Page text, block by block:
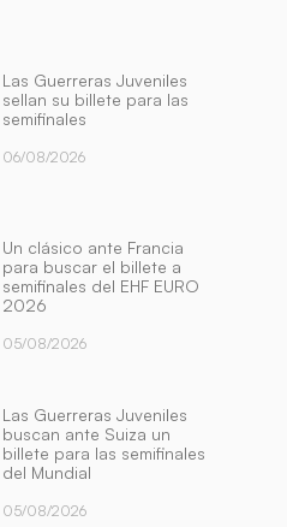
Las Guerreras Juveniles
sellan su billete para las
semifinales
06/08/2026
Un clásico ante Francia
para buscar el billete a
semifinales del EHF EURO
2026
05/08/2026
Las Guerreras Juveniles
buscan ante Suiza un
billete para las semifinales
del Mundial
05/08/2026